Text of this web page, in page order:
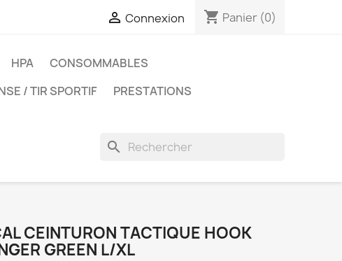
 Connexion shopping_cart Panier (0)
HPA
CONSOMMABLES
/ TIR SPORTIF
PRESTATIONS
search
CEINTURON TACTIQUE HOOK
GREEN L/XL